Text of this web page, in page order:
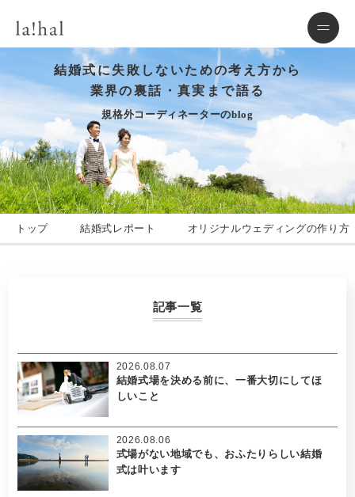
結婚式に失敗しないための考え方から
業界の裏話・真実まで語る
規格外コーディネーターのblog
トップ 結婚式レポート オリジナルウェディングの作り方
記事一覧
結婚式場を決める前に、一番大切にしてほ
しいこと
2026.08.07
式場がない地域でも、おふたりらしい結婚
式は叶います
2026.08.06